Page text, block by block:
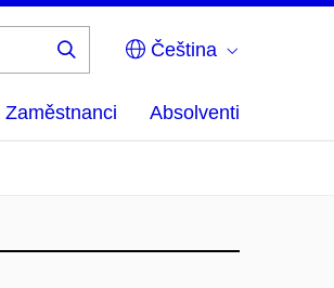
Čeština
Zaměstnanci Absolventi